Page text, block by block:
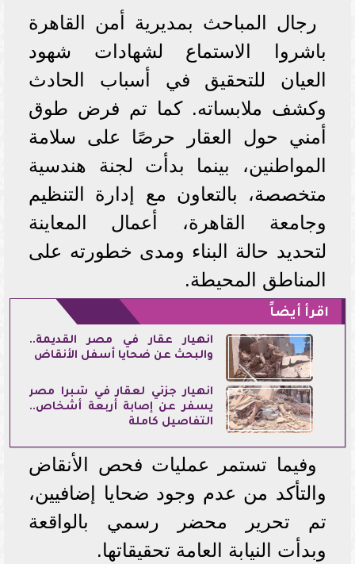
رجال المباحث بمديرية أمن القاهرة
باشروا الاستماع لشهادات شهود
العيان للتحقيق في أسباب الحادث
وكشف ملابساته. كما تم فرض طوق
أمني حول العقار حرصًا على سلامة
المواطنين، بينما بدأت لجنة هندسية
متخصصة، بالتعاون مع إدارة التنظيم
وجامعة القاهرة، أعمال المعاينة
لتحديد حالة البناء ومدى خطورته على
المناطق المحيطة.
اقرأ أيضاً
انهيار عقار في مصر القديمة..
والبحث عن ضحايا أسفل الأنقاض
انهيار جزئي لعقار في شبرا مصر
يسفر عن إصابة أربعة أشخاص..
التفاصيل كاملة
وفيما تستمر عمليات فحص الأنقاض
والتأكد من عدم وجود ضحايا إضافيين،
تم تحرير محضر رسمي بالواقعة
وبدأت النيابة العامة تحقيقاتها.